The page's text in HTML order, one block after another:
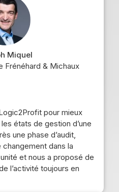
Miquel
Frénéhard & Michaux
pour mieux
états de gestion d’une
une phase d’audit,
dans la
et nous a proposé de
l’activité toujours en